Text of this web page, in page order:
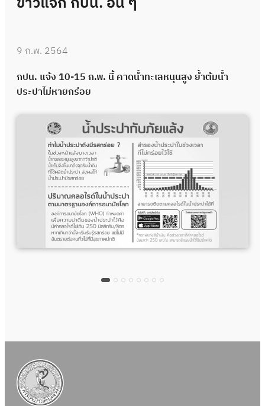
9 ก.พ. 2564
กปน. แจ้ง 10-15 ก.พ. นี้ คาดน้ำทะเลหนุนสูง ย้ำต้มน้ำ
ประปาไม่หายกร่อย